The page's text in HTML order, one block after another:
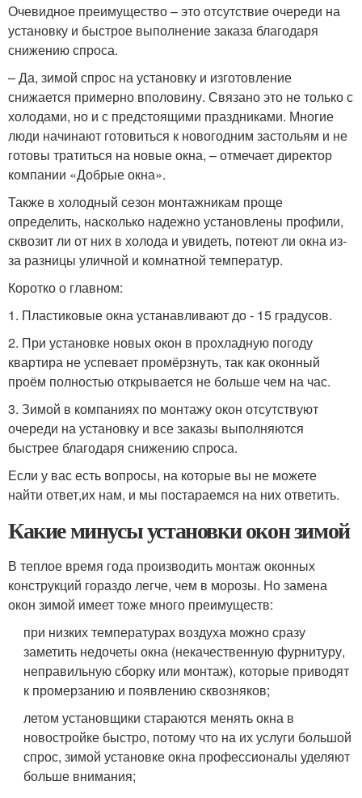
Очевидное преимущество – это отсутствие очереди на
установку и быстрое выполнение заказа благодаря
снижению спроса.
– Да, зимой спрос на установку и изготовление
снижается примерно вполовину. Связано это не только с
холодами, но и с предстоящими праздниками. Многие
люди начинают готовиться к новогодним застольям и не
готовы тратиться на новые окна, – отмечает директор
компании «Добрые окна».
Также в холодный сезон монтажникам проще
определить, насколько надежно установлены профили,
сквозит ли от них в холода и увидеть, потеют ли окна из-
за разницы уличной и комнатной температур.
Коротко о главном:
1. Пластиковые окна устанавливают до - 15 градусов.
2. При установке новых окон в прохладную погоду
квартира не успевает промёрзнуть, так как оконный
проём полностью открывается не больше чем на час.
3. Зимой в компаниях по монтажу окон отсутствуют
очереди на установку и все заказы выполняются
быстрее благодаря снижению спроса.
Если у вас есть вопросы, на которые вы не можете
найти ответ,их нам, и мы постараемся на них ответить.
Какие минусы установки окон зимой
В теплое время года производить монтаж оконных
конструкций гораздо легче, чем в морозы. Но замена
окон зимой имеет тоже много преимуществ:
при низких температурах воздуха можно сразу
заметить недочеты окна (некачественную фурнитуру,
неправильную сборку или монтаж), которые приводят
к промерзанию и появлению сквозняков;
летом установщики стараются менять окна в
новостройке быстро, потому что на их услуги большой
спрос, зимой установке окна профессионалы уделяют
больше внимания;